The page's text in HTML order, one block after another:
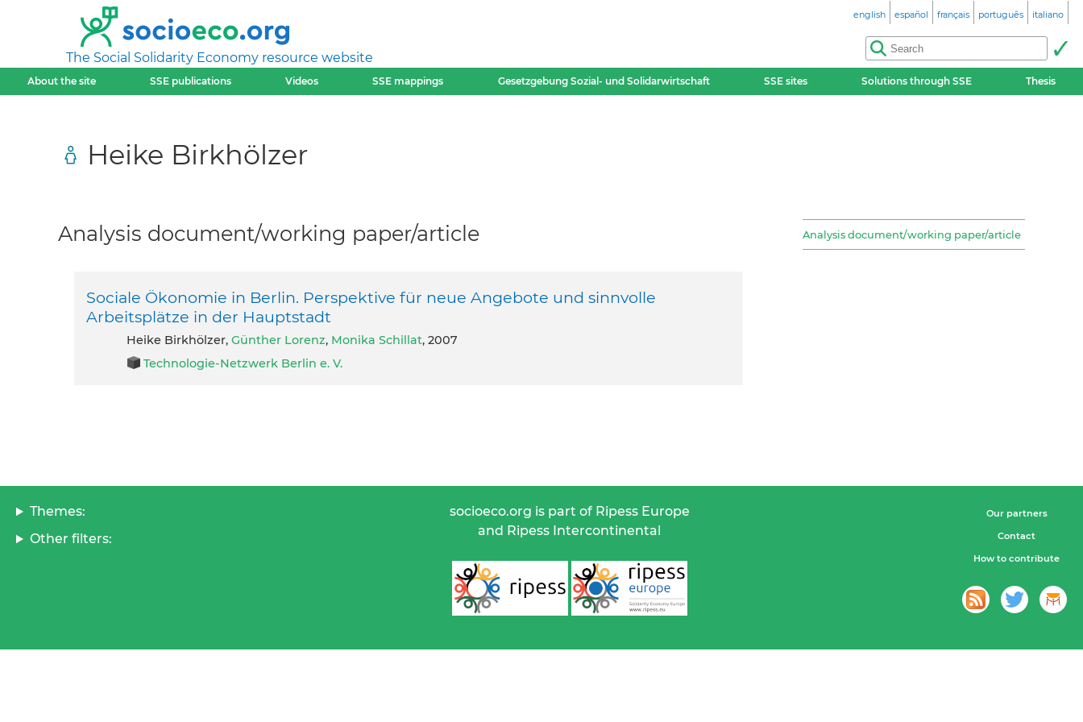
The Social Solidarity Economy resource website
english español français português italiano
About the site SSE publications Videos SSE mappings Gesetzgebung Sozial- und Solidarwirtschaft SSE sites Solutions through SSE Thesis
Heike Birkhölzer
Analysis document/working paper/article
Analysis document/working paper/article
Sociale Ökonomie in Berlin. Perspektive für neue Angebote und sinnvolle
Arbeitsplätze in der Hauptstadt
Heike Birkhölzer, Günther Lorenz, Monika Schillat, 2007
Technologie-Netzwerk Berlin e. V.
Themes:
Other filters:
socioeco.org is part of Ripess Europe
and Ripess Intercontinental
Our partners
Contact
How to contribute